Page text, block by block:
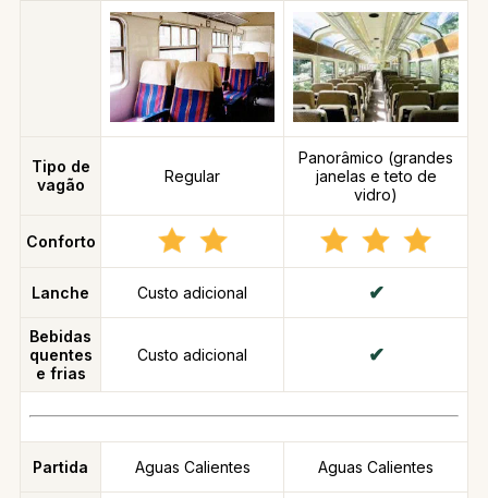
Tipo de
vagão
Regular
Panorâmico (grandes
janelas e teto de
vidro)
Conforto
Lanche Custo adicional
Bebidas
quentes
e frias
Custo adicional
Partida Aguas Calientes Aguas Calientes